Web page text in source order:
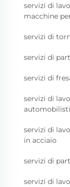
servizi di
macchine
servizi di
servizi di
servizi di
servizi di
servizi di
in acciaio
servizi di
servizi di